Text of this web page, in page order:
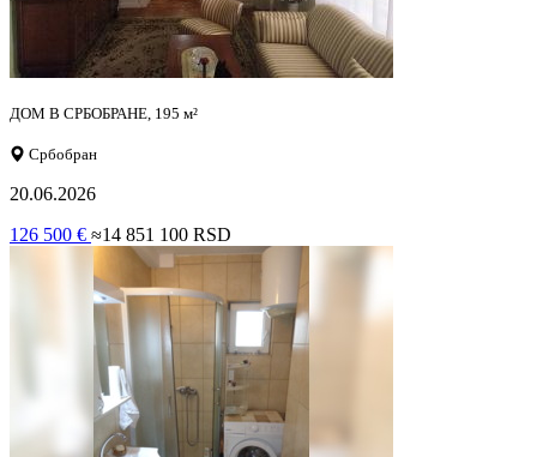
ДОМ В СРБОБРАНЕ, 195 м²
Србобран
20.06.2026
126 500 € ≈14 851 100 RSD